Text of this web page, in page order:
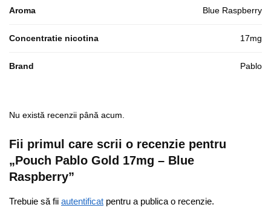
Aroma Blue Raspberry
Concentratie nicotina 17mg
Brand Pablo
Nu există recenzii până acum.
Fii primul care scrii o recenzie pentru
„Pouch Pablo Gold 17mg – Blue
Raspberry”
Trebuie să fii autentificat pentru a publica o recenzie.